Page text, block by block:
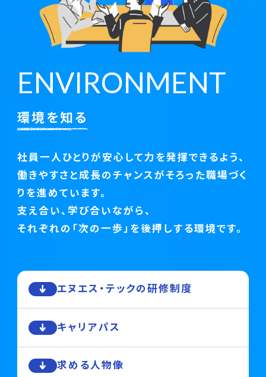
ENVIRONMENT
環境を知る
社員一人ひとりが安心して力を発揮できるよう、
働きやすさと成長のチャンスがそろった職場づく
りを進めています。
支え合い、学び合いながら、
それぞれの「次の一歩」を後押しする環境です。
エヌエス・テックの研修制度
キャリアパス
求める人物像